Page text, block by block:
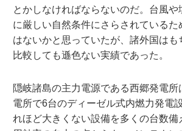
とかしなければならないのだ。台風や
に厳しい自然条件にさらされているた
はないかと思っていたが、諸外国はも
比較しても遜色ない実績であった。
隠岐諸島の主力電源である西郷発電所
電所で6台のディーゼル式内燃力発電
れほど大きくない設備を多くの台数備